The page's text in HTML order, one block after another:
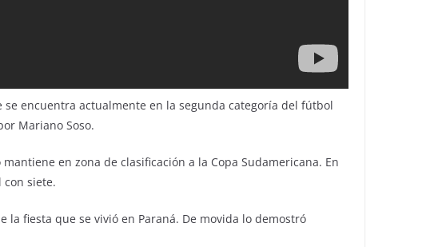
encuentra actualmente en la segunda categoría del fútbol
Mariano Soso.
en zona de clasificación a la Copa Sudamericana. En
siete.
fiesta que se vivió en Paraná. De movida lo demostró